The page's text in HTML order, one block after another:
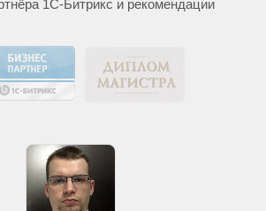
1С-Битрикс и рекомендации